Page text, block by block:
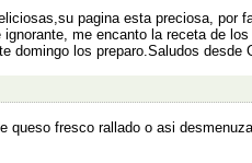
pagina esta preciosa, por
me encanto la receta de
domingo los preparo.Saludos desde
queso fresco rallado o asi